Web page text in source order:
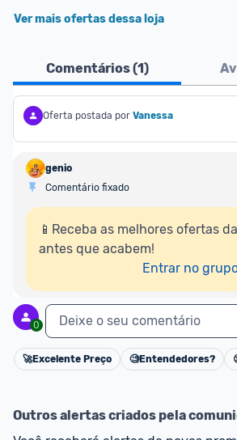
Ver mais ofertas dessa loja
Comentários (1)
Oferta postada por Vanessa
genio
Comentário fixado
📱Receba as melhores ofertas
antes que acabem!
Entrar no
0 Deixe o seu comentário
🚀Excelente Preço 🧐Entendedores?
Outros alertas criados pela